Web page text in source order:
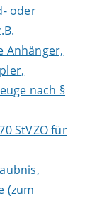
oder
Anhänger,
nach §
StVZO für
(zum